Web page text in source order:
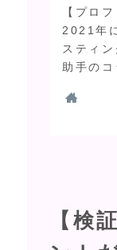
【検
【プロ
2021年
スティ
助手の